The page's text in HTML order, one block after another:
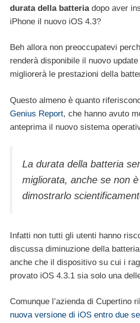
durata della batteriadopo aver
iPhone il nuovo iOS 4.3?
Beh allora non preoccupatevi
renderà disponibile il nuovo update
migliorerà le prestazioni della
Questo almeno è quanto
Genius Report, che hanno avuto
anteprima il nuovo sistema
La durata della batteria
migliorata, anche se non
dimostrarlo
Infatti non tutti gli utenti hanno
discussa diminuzione della
anche che il dispositivo su cui i
provato iOS 4.3.1 sia solo una
Comunque l’azienda di Cupertino
nuova versione di iOS entro due